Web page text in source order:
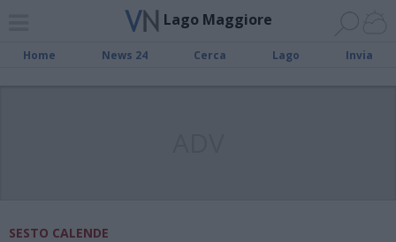
Lago Maggiore
Home News 24 Cerca Lago Invia
SESTO CALENDE